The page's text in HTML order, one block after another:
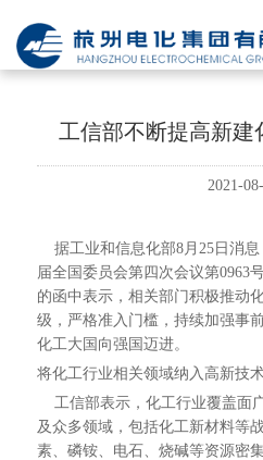
工信部不断提高新建
2021-
据工业和信息化部8月25日消息
届全国委员会第四次会议第0963
的函中表示，相关部门积极推动
级，严格准入门槛，持续加强事
化工大国向强国迈进。
将化工行业相关领域纳入高新技
工信部表示，化工行业覆盖面
及众多领域，包括化工新材料等
素、磷铵、电石、烧碱等资源密